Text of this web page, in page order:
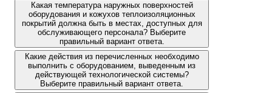
Какая температура наружных поверхностей
оборудования и кожухов теплоизоляционных
покрытий должна быть в местах, доступных для
обслуживающего персонала? Выберите
правильный вариант ответа.
Какие действия из перечисленных необходимо
выполнить с оборудованием, выведенным из
действующей технологической системы?
Выберите правильный вариант ответа.